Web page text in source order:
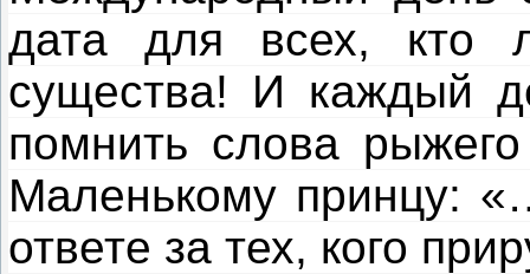
дата для всех, кто
существа! И каждый
помнить слова
Маленькому принцу:
ответе за тех, кого